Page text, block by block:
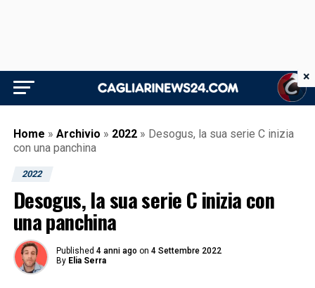
Home » Archivio » 2022 » Desogus, la sua serie C inizia
con una panchina
2022
Desogus, la sua serie C inizia con
una panchina
Published 4 anni ago on 4 Settembre 2022
By Elia Serra
×